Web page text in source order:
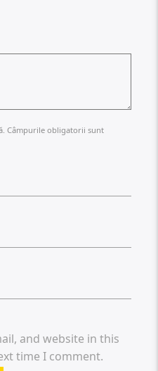
Câmpurile obligatorii sunt
and website in this
time I comment.